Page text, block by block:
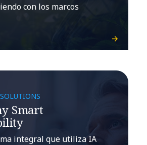
con los marcos
Smart
integral que utiliza IA